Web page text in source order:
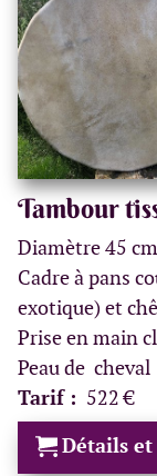
Tambour
Diamètre 45 cm
Cadre à pans
exotique) et
Prise en main
Peau de cheval
Tarif : 522 €
Détails